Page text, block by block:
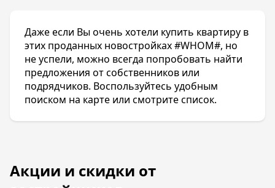
Даже если Вы очень хотели купить квартиру в
этих проданных новостройках #WHOM#, но
не успели, можно всегда попробовать найти
предложения от собственников или
подрядчиков. Воспользуйтесь удобным
поиском на карте или смотрите список.